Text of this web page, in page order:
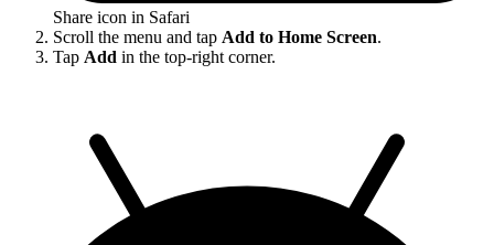
Share icon in Safari
Scroll the menu and tap Add to Home Screen.
Tap Add in the top-right corner.